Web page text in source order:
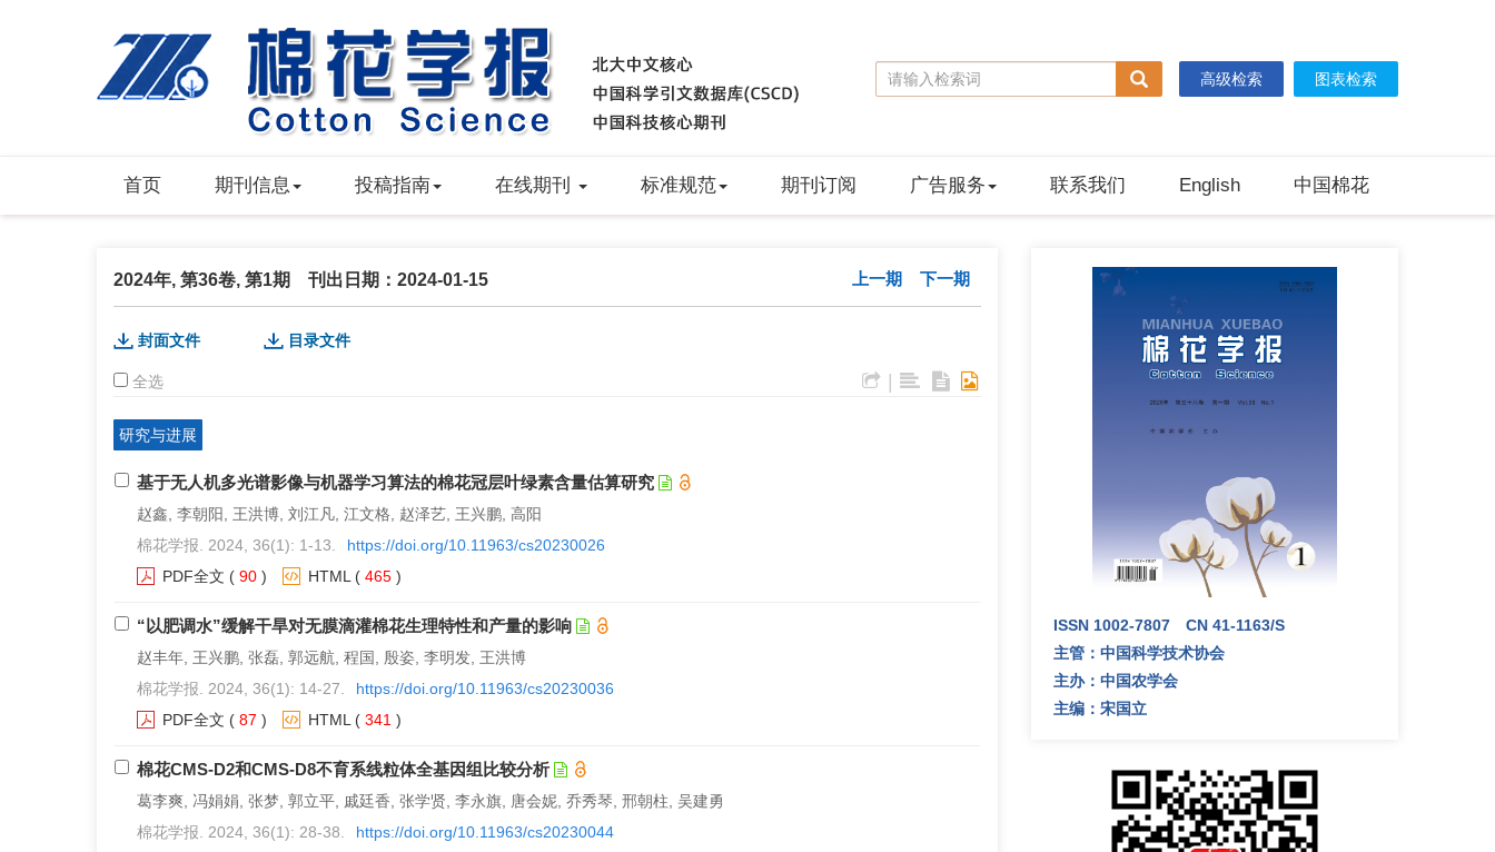
图表检索
高级检索
首页 期刊信息 投稿指南 在线期刊 标准规范 期刊订阅 广告服务 联系我们 English 中国棉花
2024年, 第36卷, 第1期 刊出日期：2024-01-15 上一期 下一期
封面文件 目录文件
全选
研究与进展
基于无人机多光谱影像与机器学习算法的棉花冠层叶绿素含量估算研究
赵鑫, 李朝阳, 王洪博, 刘江凡, 江文格, 赵泽艺, 王兴鹏, 高阳
棉花学报. 2024, 36(1): 1-13.
https://doi.org/10.11963/cs20230026
PDF全文 ( 90 ) HTML ( 465 )
“以肥调水”缓解干旱对无膜滴灌棉花生理特性和产量的影响
赵丰年, 王兴鹏, 张磊, 郭远航, 程国, 殷姿, 李明发, 王洪博
棉花学报. 2024, 36(1): 14-27.
https://doi.org/10.11963/cs20230036
PDF全文 ( 87 ) HTML ( 341 )
棉花CMS-D2和CMS-D8不育系线粒体全基因组比较分析
葛李爽, 冯娟娟, 张梦, 郭立平, 戚廷香, 张学贤, 李永旗, 唐会妮, 乔秀琴, 邢朝柱, 吴建勇
棉花学报. 2024, 36(1): 28-38.
https://doi.org/10.11963/cs20230044
ISSN 1002-7807 CN 41-1163/S
主管：中国科学技术协会
主办：中国农学会
主编：宋国立